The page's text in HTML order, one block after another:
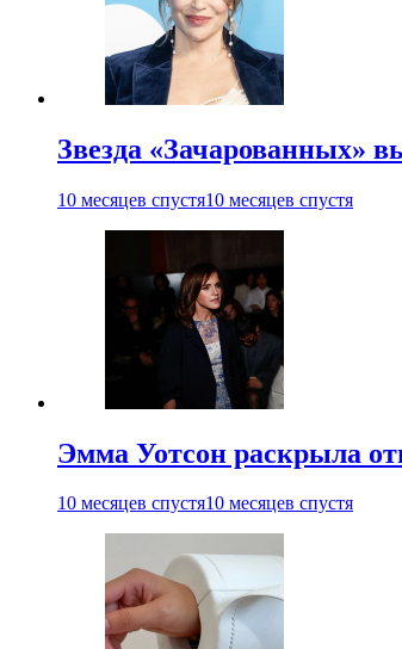
Звезда «Зачарованных»
10 месяцев спустя10 месяцев спустя
Эмма Уотсон раскрыла
10 месяцев спустя10 месяцев спустя